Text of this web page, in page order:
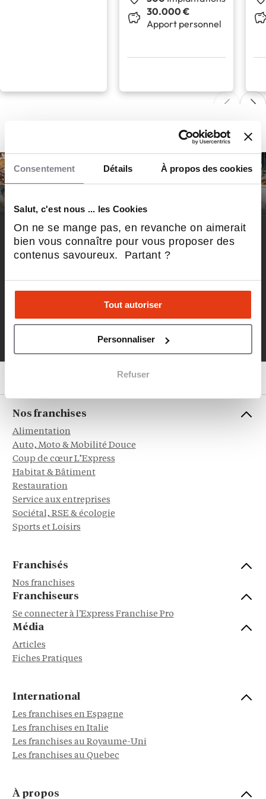
Consentement Détails À propos des cookies
Salut, c'est nous ... les Cookies
On ne se mange pas, en revanche on aimerait
bien vous connaître pour vous proposer des
contenus savoureux. Partant ?
Tout autoriser
Personnaliser
Refuser
30.000 €
Apport personnel
DÉCOUVREZ LA NEWSLETTER
100%
JE M'INSCRIS
LE MEILLEUR DE LA FRANCHISE, CHAQUE SEMAINE
Nos franchises
Alimentation
Auto, Moto & Mobilité Douce
Coup de cœur L’Express
Habitat & Bâtiment
Restauration
Service aux entreprises
Sociétal, RSE & écologie
Sports et Loisirs
Franchisés
Nos franchises
Franchiseurs
Se connecter à l'Express Franchise Pro
Média
Articles
Fiches Pratiques
International
Les franchises en Espagne
Les franchises en Italie
Les franchises au Royaume-Uni
Les franchises au Quebec
À propos